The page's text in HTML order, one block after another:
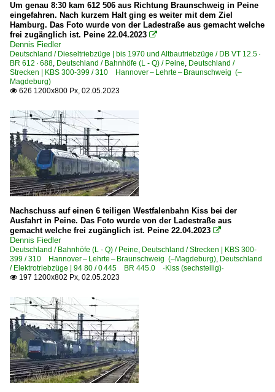
Unternehmen
LTE Logistik- und Transport GmbH, Graz
Polen
BR 3 650 ·JT42M· Class 66
E-Loks
BR 5 370 · E 186 ·Traxx MS2e· Private
EU46 5 370 ·Vectron MS·
Unternehmen
CargoUnit Sp. z o.o., Wrocław ·ID· ab 06.2021
Freightliner PL Sp. z o.o., Warszawa ·FPL·
E-Loks | 91 85
4 421 Re 421 Re 4/4 II CH+D ·SBB·
4 482 Re 482 ·SBB· Traxx AC1/2
Unternehmen | EVU
Um genau 8:30 kam 612 506 aus Richtung Braunschweig in Peine
eingefahren. Nach kurzem Halt ging es weiter mit dem Ziel
Hamburg. Das Foto wurde von der Ladestraße aus gemacht welche
frei zugänglich ist. Peine 22.04.2023 
Dennis Fiedler
Deutschland / Dieseltriebzüge | bis 1970 und Altbautriebzüge / DB VT 12.5 ·
BR 612 · 688, Deutschland / Bahnhöfe (L - Q) / Peine, Deutschland /
Strecken | KBS 300-399 / 310 Hannover – Lehrte – Braunschweig (–
Magdeburg)
 626 1200x800 Px, 02.05.2023
Nachschuss auf einen 6 teiligen Westfalenbahn Kiss bei der
Ausfahrt in Peine. Das Foto wurde von der Ladestraße aus
gemacht welche frei zugänglich ist. Peine 22.04.2023 
Dennis Fiedler
Deutschland / Bahnhöfe (L - Q) / Peine, Deutschland / Strecken | KBS 300-
399 / 310 Hannover – Lehrte – Braunschweig (–Magdeburg), Deutschland
/ Elektrotriebzüge | 94 80 / 0 445 BR 445.0 ·Kiss (sechsteilig)·
 197 1200x802 Px, 02.05.2023